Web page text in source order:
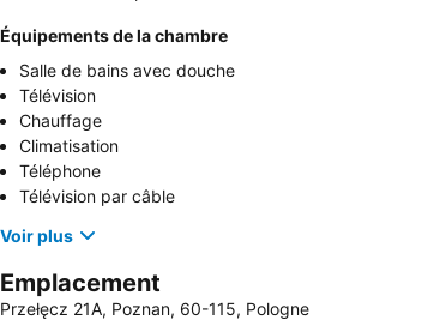
Équipements de la chambre
Salle de bains avec douche
Télévision
Chauffage
Climatisation
Téléphone
Télévision par câble
Voir plus
Emplacement
Przełęcz 21A, Poznan, 60-115, Pologne